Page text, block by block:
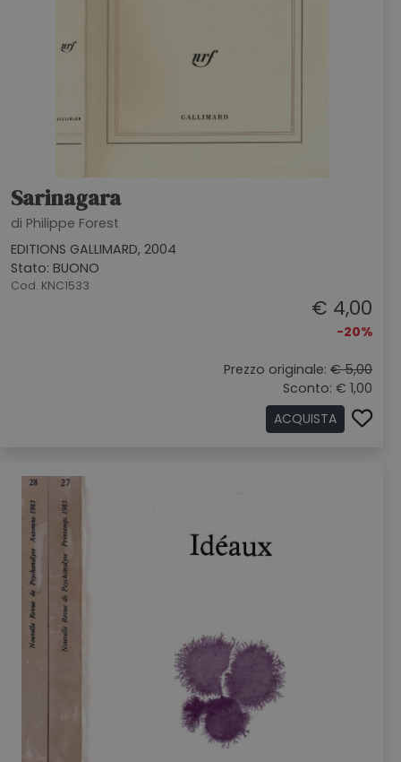
Sarinagara
di Philippe Forest
EDITIONS GALLIMARD, 2004
Stato: BUONO
Cod. KNC1533
€ 4,00
-20%
Prezzo originale: € 5,00
Sconto: € 1,00
ACQUISTA